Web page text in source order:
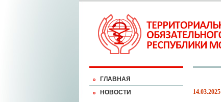
ГЛАВНАЯ
НОВОСТИ
14.03.2025